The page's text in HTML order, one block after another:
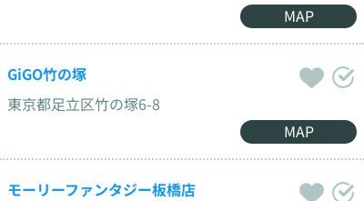
MAP
GiGO竹の塚
東京都足立区竹の塚6-8
MAP
モーリーファンタジー板橋店